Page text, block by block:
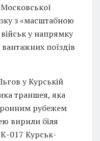
з «масштабною
у напрямку
поїздів
у Курській
траншея, яка
рубежем
вирили біля
017 Курськ-